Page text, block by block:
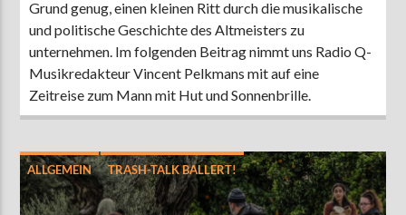
Grund genug, einen kleinen Ritt durch die musikalische
und politische Geschichte des Altmeisters zu
unternehmen. Im folgenden Beitrag nimmt uns Radio Q-
Musikredakteur Vincent Pelkmans mit auf eine
Zeitreise zum Mann mit Hut und Sonnenbrille.
ALLGEMEIN TRASH-TALK BALLERT!
UNTERHALTUNG